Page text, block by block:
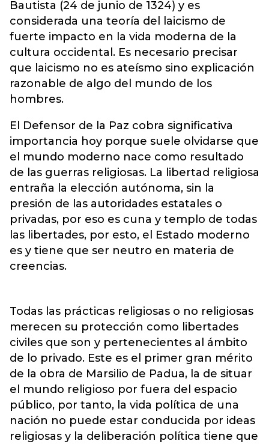
Bautista (24 de junio de 1324) y es
considerada una teoría del laicismo de
fuerte impacto en la vida moderna de la
cultura occidental. Es necesario precisar
que laicismo no es ateísmo sino explicación
razonable de algo del mundo de los
hombres.
El Defensor de la Paz cobra significativa
importancia hoy porque suele olvidarse que
el mundo moderno nace como resultado
de las guerras religiosas. La libertad religiosa
entraña la elección autónoma, sin la
presión de las autoridades estatales o
privadas, por eso es cuna y templo de todas
las libertades, por esto, el Estado moderno
es y tiene que ser neutro en materia de
creencias.
Todas las prácticas religiosas o no religiosas
merecen su protección como libertades
civiles que son y pertenecientes al ámbito
de lo privado. Este es el primer gran mérito
de la obra de Marsilio de Padua, la de situar
el mundo religioso por fuera del espacio
público, por tanto, la vida política de una
nación no puede estar conducida por ideas
religiosas y la deliberación política tiene que